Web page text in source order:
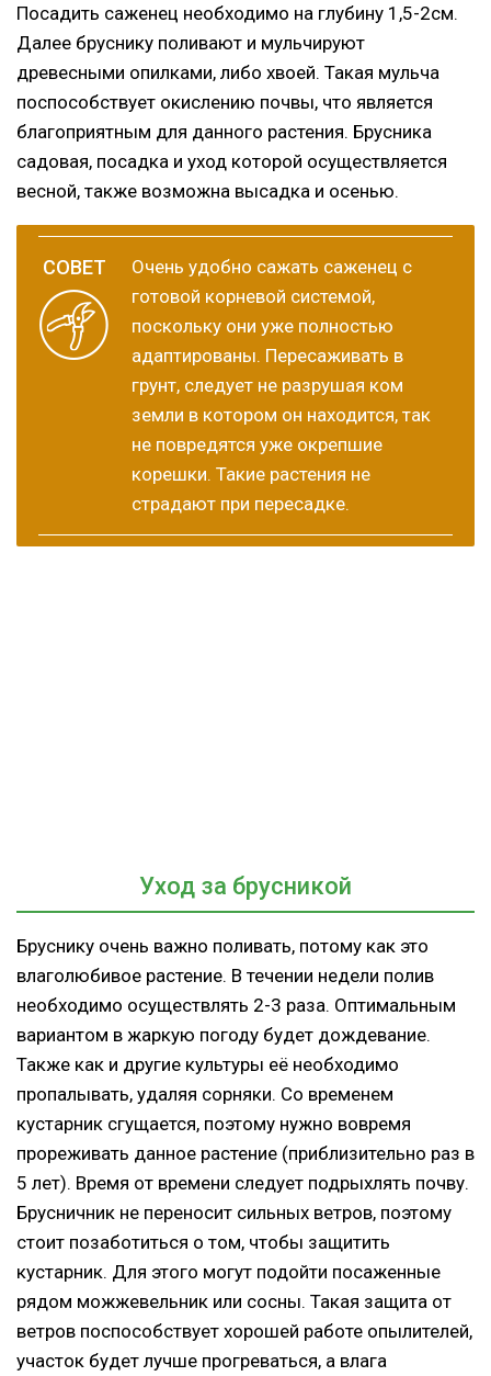
Посадить саженец необходимо на глубину 1,5-2см.
Далее бруснику поливают и мульчируют
древесными опилками, либо хвоей. Такая мульча
поспособствует окислению почвы, что является
благоприятным для данного растения. Брусника
садовая, посадка и уход которой осуществляется
весной, также возможна высадка и осенью.
Очень удобно сажать саженец с
готовой корневой системой,
поскольку они уже полностью
адаптированы. Пересаживать в
грунт, следует не разрушая ком
земли в котором он находится, так
не повредятся уже окрепшие
корешки. Такие растения не
страдают при пересадке.
Уход за брусникой
Бруснику очень важно поливать, потому как это
влаголюбивое растение. В течении недели полив
необходимо осуществлять 2-3 раза. Оптимальным
вариантом в жаркую погоду будет дождевание.
Также как и другие культуры её необходимо
пропалывать, удаляя сорняки. Со временем
кустарник сгущается, поэтому нужно вовремя
прореживать данное растение (приблизительно раз в
5 лет). Время от времени следует подрыхлять почву.
Брусничник не переносит сильных ветров, поэтому
стоит позаботиться о том, чтобы защитить
кустарник. Для этого могут подойти посаженные
рядом можжевельник или сосны. Такая защита от
ветров поспособствует хорошей работе опылителей,
участок будет лучше прогреваться, а влага